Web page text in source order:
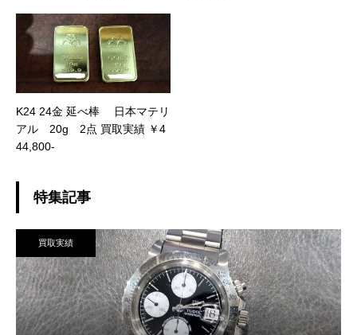
K24 24金 延べ棒 日本マテリ
アル 20g 2点 買取実績 ￥4
44,800-
特集記事
買取実績